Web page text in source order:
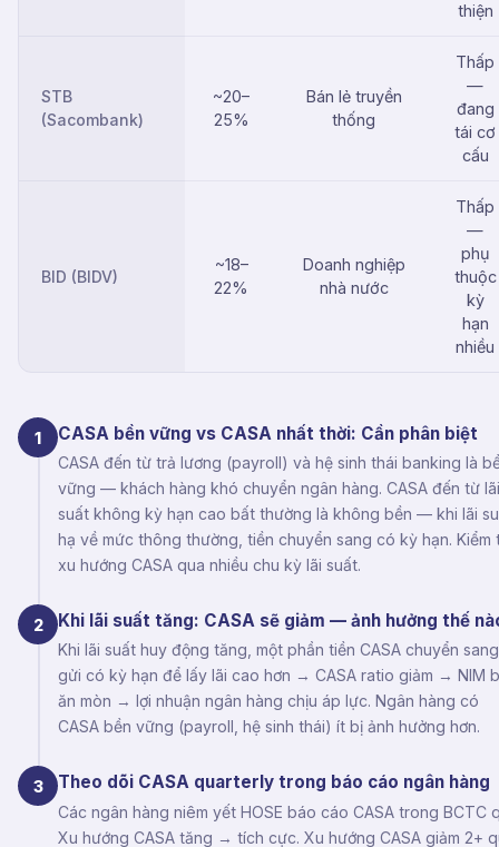
thiện
STB
(Sacombank)
~20–
25%
Bán lẻ truyền
thống
Thấp
—
đang
tái cơ
cấu
BID (BIDV)
~18–
22%
Doanh nghiệp
nhà nước
Thấp
—
phụ
thuộc
kỳ
hạn
nhiều
1 CASA bền vững vs CASA nhất thời: Cần phân biệt
CASA đến từ trả lương (payroll) và hệ sinh thái banking là
vững — khách hàng khó chuyển ngân hàng. CASA đến từ lãi
suất không kỳ hạn cao bất thường là không bền — khi lãi
hạ về mức thông thường, tiền chuyển sang có kỳ hạn. Kiểm
xu hướng CASA qua nhiều chu kỳ lãi suất.
2 Khi lãi suất tăng: CASA sẽ giảm — ảnh hưởng thế
Khi lãi suất huy động tăng, một phần tiền CASA chuyển sang
gửi có kỳ hạn để lấy lãi cao hơn → CASA ratio giảm → NIM
ăn mòn → lợi nhuận ngân hàng chịu áp lực. Ngân hàng có
CASA bền vững (payroll, hệ sinh thái) ít bị ảnh hưởng hơn.
3 Theo dõi CASA quarterly trong báo cáo ngân hàng
Các ngân hàng niêm yết HOSE báo cáo CASA trong BCTC
Xu hướng CASA tăng → tích cực. Xu hướng CASA giảm 2+